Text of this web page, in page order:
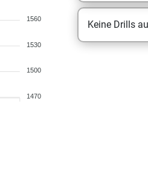
1560
1530
1500
1470
Keine Drills